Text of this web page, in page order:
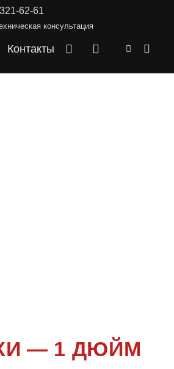
62-61
консультация
Контакты
— 1 ДЮЙМ